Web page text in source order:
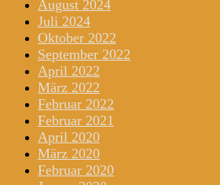
August 2024
Juli 2024
Oktober 2022
September 2022
April 2022
März 2022
Februar 2022
Februar 2021
April 2020
März 2020
Februar 2020